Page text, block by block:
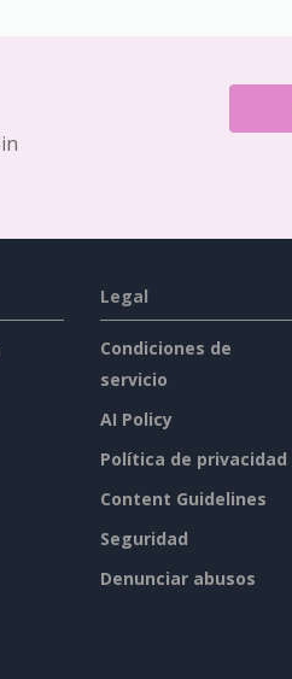
Legal
Condiciones de
servicio
AI Policy
Política de privacidad
Content Guidelines
Seguridad
Denunciar abusos